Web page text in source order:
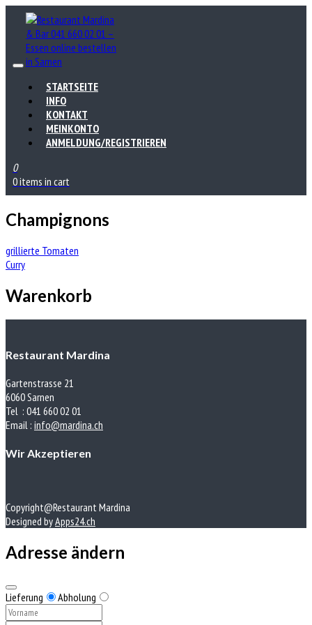
STARTSEITE
INFO
KONTAKT
MEINKONTO
ANMELDUNG/REGISTRIEREN
0
0 items in cart
Champignons
Beitrags-
Navigation
grillierte Tomaten
Curry
Warenkorb
Restaurant Mardina
Gartenstrasse 21
6060 Sarnen
Tel : 041 660 02 01
Email : info@mardina.ch
Wir Akzeptieren
Copyright@Restaurant Mardina
Designed byApps24.ch
Adresse ändern
Lieferung Abholung